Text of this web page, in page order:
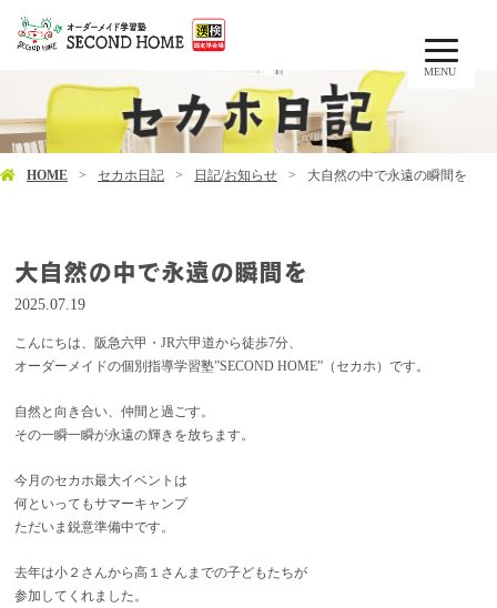
MENU
HOME セカホ日記 日記/お知らせ 大自然の中で永遠の瞬間を
大自然の中で永遠の瞬間を
2025.07.19
こんにちは、阪急六甲・JR六甲道から徒歩7分、
オーダーメイドの個別指導学習塾”SECOND HOME”（セカホ）です。
自然と向き合い、仲間と過ごす。
その一瞬一瞬が永遠の輝きを放ちます。
今月のセカホ最大イベントは
何といってもサマーキャンプ
ただいま鋭意準備中です。
去年は小２さんから高１さんまでの子どもたちが
参加してくれました。